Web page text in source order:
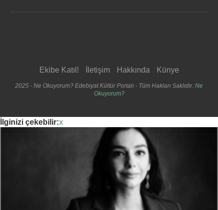
Ekibe Katıl! İletişim Hakkında Künye
2025 - Ne Okuyorum? Edebiyat Kültür Portalı - Tüm Hakları Saklıdır. Ne
Okuyorum?
İlginizi çekebilir:x